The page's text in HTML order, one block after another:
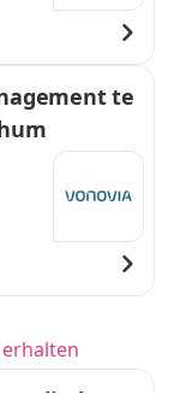
te
Indirekter E